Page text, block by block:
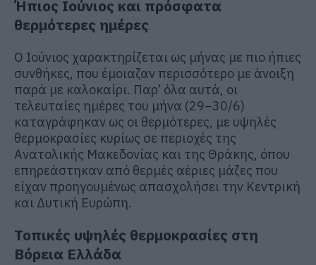
Ήπιος Ιούνιος και πρόσφατα
θερμότερες ημέρες
Ο Ιούνιος χαρακτηρίζεται ως μήνας με πιο ήπιες
συνθήκες, που έμοιαζαν περισσότερο με άνοιξη
παρά με καλοκαίρι. Παρ’ όλα αυτά, οι
τελευταίες ημέρες του μήνα (29–30/6)
καταγράφηκαν ως οι θερμότερες, με υψηλές
θερμοκρασίες κυρίως σε περιοχές της
Ανατολικής Μακεδονίας και της Θράκης, όπου
επηρεάστηκαν από θερμές αέριες μάζες που
είχαν προηγουμένως απασχολήσει την Κεντρική
και Δυτική Ευρώπη.
Τοπικές υψηλές θερμοκρασίες στη
Βόρεια Ελλάδα